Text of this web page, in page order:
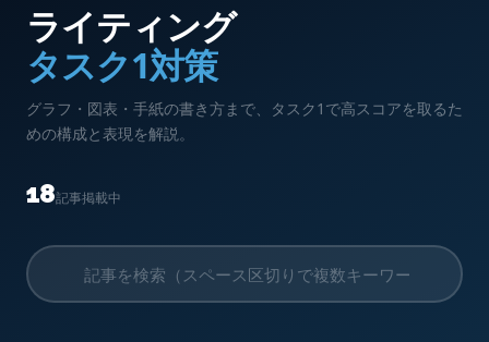
ライティング
タスク1対策
グラフ・図表・手紙の書き方まで、タスク1で高スコアを取るた
めの構成と表現を解説。
18記事掲載中